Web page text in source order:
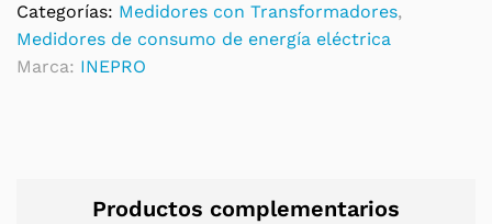
Categorías: Medidores con Transformadores,
Medidores de consumo de energía eléctrica
Marca: INEPRO
Productos complementarios